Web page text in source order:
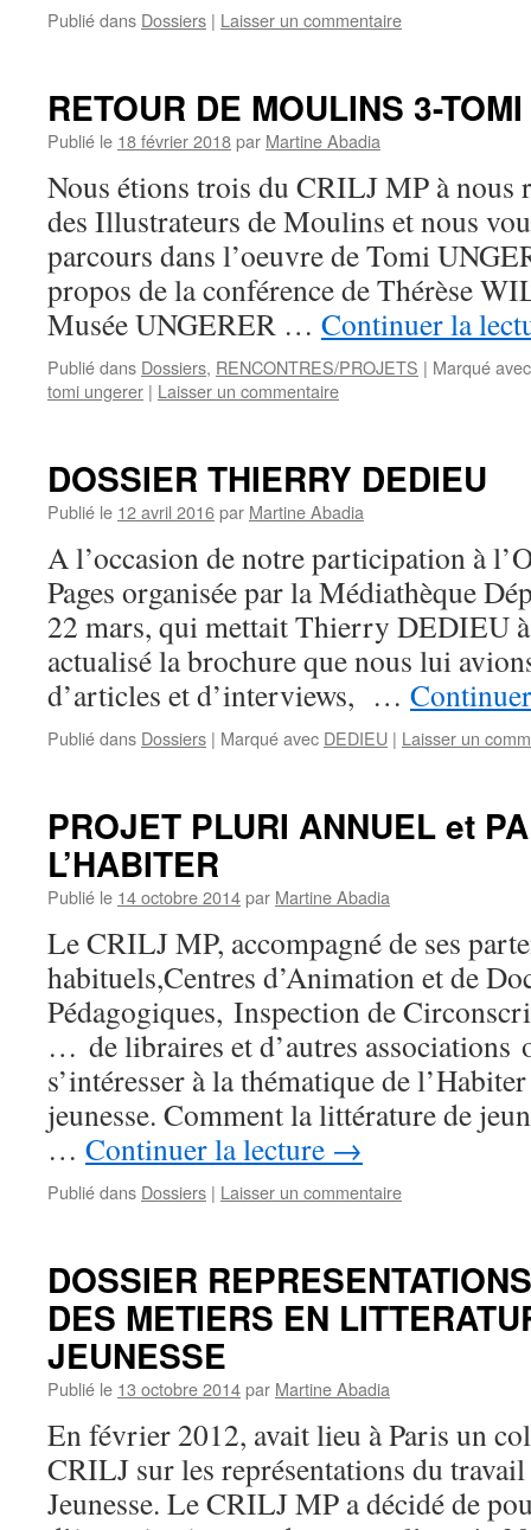
Publié dans Dossiers | Laisser un commentaire
RETOUR DE MOULINS 3-
Publié le 18 février 2018par Martine Abadia
Nous étions trois du CRILJ MP à nous
des Illustrateurs de Moulins et nous
parcours dans l’oeuvre de Tomi
propos de la conférence de Thérèse
Musée UNGERER … Continuer la
Publié dans Dossiers, RENCONTRES/PROJETS | Marqué avec
tomi ungerer | Laisser un commentaire
DOSSIER THIERRY DEDIEU
Publié le 12 avril 2016par Martine Abadia
A l’occasion de notre participation à
Pages organisée par la Médiathèque
22 mars, qui mettait Thierry DEDIEU
actualisé la brochure que nous lui
d’articles et d’interviews, …
Publié dans Dossiers | Marqué avec DEDIEU | Laisser un
PROJET PLURI ANNUEL et
L’HABITER
Publié le 14 octobre 2014par Martine Abadia
Le CRILJ MP, accompagné de ses
habituels,Centres d’Animation et de
Pédagogiques, Inspection de
… de libraires et d’autres associations
s’intéresser à la thématique de
jeunesse. Comment la littérature de
… Continuer la lecture →
Publié dans Dossiers | Laisser un commentaire
DOSSIER
DES METIERS EN
JEUNESSE
Publié le 13 octobre 2014par Martine Abadia
En février 2012, avait lieu à Paris un
CRILJ sur les représentations du
Jeunesse. Le CRILJ MP a décidé de